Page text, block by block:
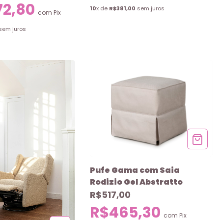
com Pix
juros
10x de R$381,00 sem juros
Pufe Gama com Saia
Rodizio Gel Abstratto
R$517,00
R$465,30 com Pix